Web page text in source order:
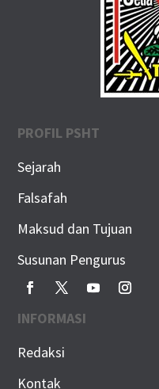
PROFIL PSHT
Sejarah
Falsafah
Maksud dan Tujuan
Susunan Pengurus
INFORMASI
Redaksi
Kontak